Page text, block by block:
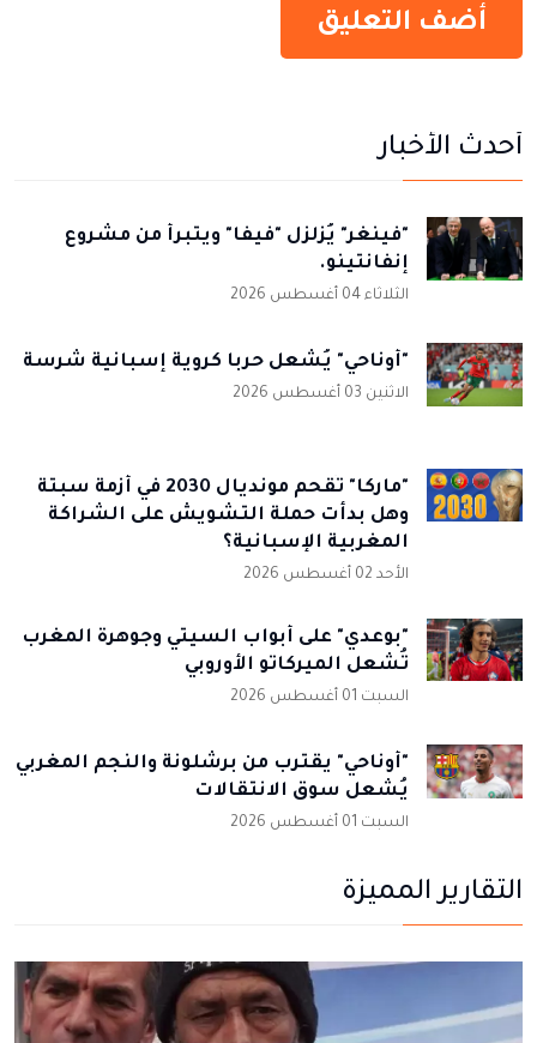
أحدث الأخبار
"فينغر" يُزلزل "فيفا" ويتبرأ من مشروع
إنفانتينو.
الثلاثاء 04 أغسطس 2026
"أوناحي" يُشعل حربا كروية إسبانية شرسة
الاثنين 03 أغسطس 2026
"ماركا" تُقحم مونديال 2030 في أزمة سبتة
وهل بدأت حملة التشويش على الشراكة
المغربية الإسبانية؟
الأحد 02 أغسطس 2026
"بوعدي" على أبواب السيتي وجوهرة المغرب
تُشعل الميركاتو الأوروبي
السبت 01 أغسطس 2026
"أوناحي" يقترب من برشلونة والنجم المغربي
يُشعل سوق الانتقالات
السبت 01 أغسطس 2026
التقارير المميزة